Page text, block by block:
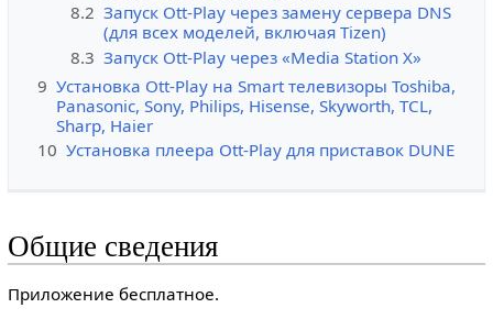
8.2 Запуск Ott-Play через замену сервера DNS
(для всех моделей, включая Tizen)
8.3 Запуск Ott-Play через «Media Station X»
9 Установка Ott-Play на Smart телевизоры Toshiba,
Panasonic, Sony, Philips, Hisense, Skyworth, TCL,
Sharp, Haier
10 Установка плеера Ott-Play для приставок DUNE
Общие сведения
Приложение бесплатное.